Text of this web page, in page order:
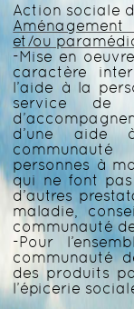
Action sociale
et/ou
-Mise en
caractère
l’aide à la
service de
d’une aide
personnes à
qui ne font pas
d’autres
maladie,
communauté
-Pour
communauté
des produits
l’épicerie